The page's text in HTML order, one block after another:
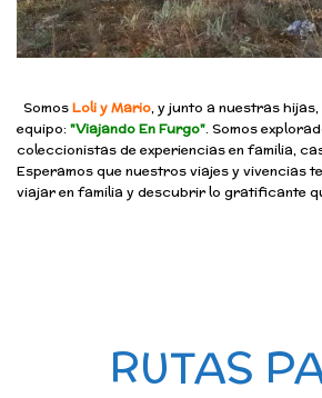
SomosLoli y Mario, y junto a nuestras
equipo:"Viajando En Furgo". Somos
coleccionistas de experiencias en familia,
Esperamos que nuestros viajes y vivencias
viajar en familia y descubrir lo gratificante
RUTAS